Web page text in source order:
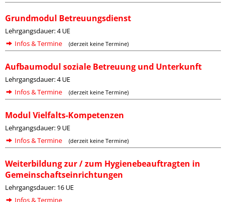
Grundmodul Betreuungsdienst
Lehrgangsdauer: 4 UE
Infos & Termine
(derzeit keine Termine)
Aufbaumodul soziale Betreuung und Unterkunft
Lehrgangsdauer: 4 UE
Infos & Termine
(derzeit keine Termine)
Modul Vielfalts-Kompetenzen
Lehrgangsdauer: 9 UE
Infos & Termine
(derzeit keine Termine)
Weiterbildung zur / zum Hygienebeauftragten in
Gemeinschaftseinrichtungen
Lehrgangsdauer: 16 UE
Infos & Termine